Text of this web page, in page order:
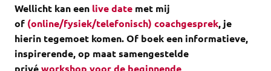
Wellicht kan een live date met mij
of (online/fysiek/telefonisch) coachgesprek, je
hierin tegemoet komen.Of boek een informatieve,
inspirerende, op maat samengestelde
privéworkshop voor de beginnende